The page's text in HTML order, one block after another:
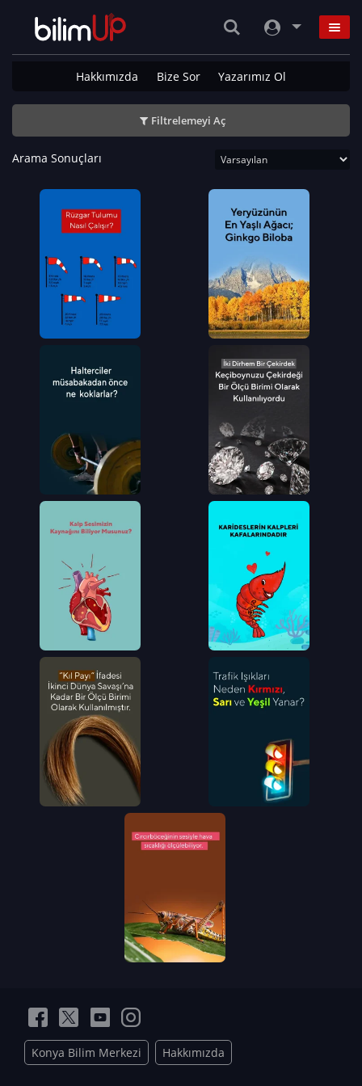
Hakkımızda Bize Sor Yazarımız Ol
Filtrelemeyi Aç
Arama Sonuçları
Konya Bilim Merkezi Hakkımızda